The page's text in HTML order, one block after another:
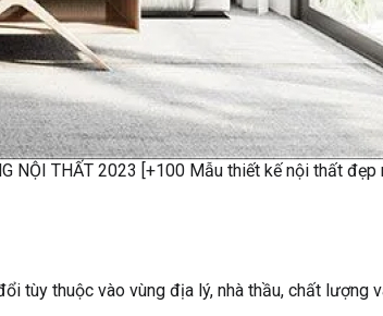
NỘI THẤT 2023 [+100 Mẫu thiết kế nội thất đẹp
tùy thuộc vào vùng địa lý, nhà thầu, chất